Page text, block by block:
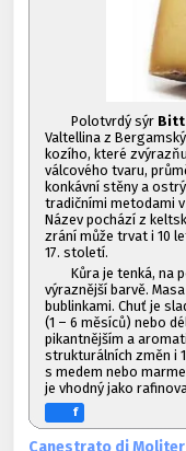
Polotvrdý sýr
Valtellina z
kozího, které
válcového tvaru,
konkávní stěny a
tradičními metodami
Název pochází z
zrání může trvat i 10
17. století.
Kůra je tenká, na
výraznější barvě.
bublinkami. Chuť je
(1 – 6 měsíců) nebo
pikantnějším a
strukturálních změn i
s medem nebo
je vhodný jako
f
Canestrato di